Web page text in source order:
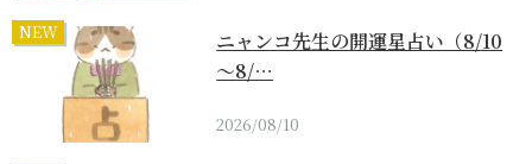
NEW
ニャンコ先生の開運星占い（8/10
～8/…
2026/08/10